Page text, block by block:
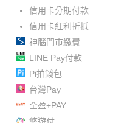
信用卡分期付款
信用卡紅利折抵
神腦門市繳費
LINE Pay付款
Pi拍錢包
台灣Pay
全盈+PAY